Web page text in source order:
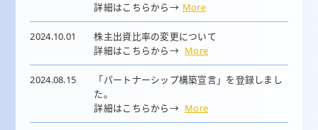
詳細はこちらから→ More
2024.10.01
株主出資比率の変更について
詳細はこちらから→ More
2024.08.15
「パートナーシップ構築宣言」を登録しまし
た。
詳細はこちらから→ More